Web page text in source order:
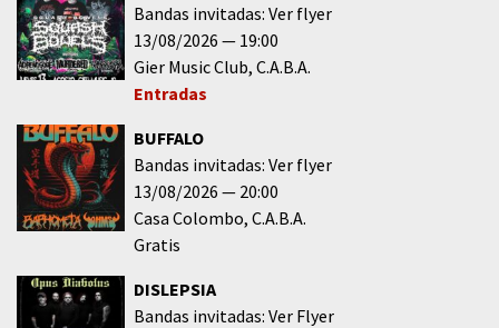
Bandas invitadas: Ver flyer
13/08/2026
19:00
Gier Music Club C.A.B.A.
Entradas
BUFFALO
Bandas invitadas: Ver flyer
13/08/2026
20:00
Casa Colombo C.A.B.A.
Gratis
DISLEPSIA
Bandas invitadas: Ver Flyer